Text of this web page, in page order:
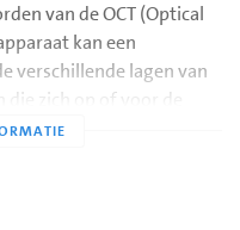
van de OCT (Optical
kan een
verschillende lagen van
zich op of voor de
en ongevaarlijk.